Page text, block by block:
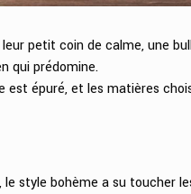
petit coin de calme, une
qui prédomine.
est épuré, et les matières
le style bohème a su toucher